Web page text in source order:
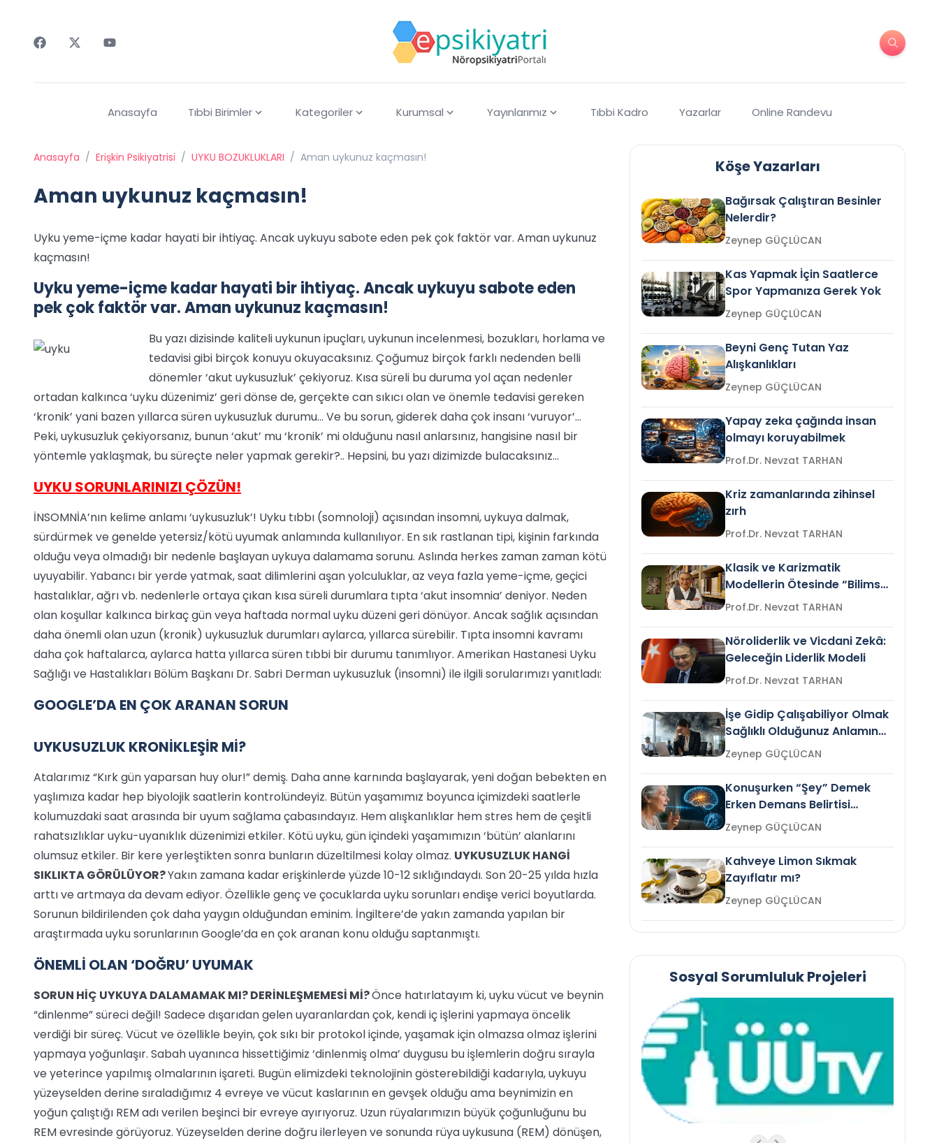
Anasayfa Tıbbi Birimler Kategoriler Kurumsal Yayınlarımız Tıbbi Kadro Yazarlar Online Randevu
Anasayfa / Erişkin Psikiyatrisi / UYKU BOZUKLUKLARI / Aman uykunuz kaçmasın!
Aman uykunuz kaçmasın!
Uyku yeme-içme kadar hayati bir ihtiyaç. Ancak uykuyu sabote eden pek çok faktör var. Aman uykunuz
kaçmasın!
Uyku yeme-içme kadar hayati bir ihtiyaç. Ancak uykuyu sabote eden
pek çok faktör var. Aman uykunuz kaçmasın!
Bu yazı dizisinde kaliteli uykunun ipuçları, uykunun incelenmesi, bozukları, horlama ve
tedavisi gibi birçok konuyu okuyacaksınız. Çoğumuz birçok farklı nedenden belli
dönemler ‘akut uykusuzluk’ çekiyoruz. Kısa süreli bu duruma yol açan nedenler
ortadan kalkınca ‘uyku düzenimiz’ geri dönse de, gerçekte can sıkıcı olan ve önemle tedavisi gereken
‘kronik’ yani bazen yıllarca süren uykusuzluk durumu... Ve bu sorun, giderek daha çok insanı ‘vuruyor’...
Peki, uykusuzluk çekiyorsanız, bunun ‘akut’ mu ‘kronik’ mi olduğunu nasıl anlarsınız, hangisine nasıl bir
yöntemle yaklaşmak, bu süreçte neler yapmak gerekir?.. Hepsini, bu yazı dizimizde bulacaksınız...
UYKU SORUNLARINIZI ÇÖZÜN!
İNSOMNİA’nın kelime anlamı ‘uykusuzluk’! Uyku tıbbı (somnoloji) açısından insomni, uykuya dalmak,
sürdürmek ve genelde yetersiz/kötü uyumak anlamında kullanılıyor. En sık rastlanan tipi, kişinin farkında
olduğu veya olmadığı bir nedenle başlayan uykuya dalamama sorunu. Aslında herkes zaman zaman kötü
uyuyabilir. Yabancı bir yerde yatmak, saat dilimlerini aşan yolculuklar, az veya fazla yeme-içme, geçici
hastalıklar, ağrı vb. nedenlerle ortaya çıkan kısa süreli durumlara tıpta ‘akut insomnia’ deniyor. Neden
olan koşullar kalkınca birkaç gün veya haftada normal uyku düzeni geri dönüyor. Ancak sağlık açısından
daha önemli olan uzun (kronik) uykusuzluk durumları aylarca, yıllarca sürebilir. Tıpta insomni kavramı
daha çok haftalarca, aylarca hatta yıllarca süren tıbbi bir durumu tanımlıyor. Amerikan Hastanesi Uyku
Sağlığı ve Hastalıkları Bölüm Başkanı Dr. Sabri Derman uykusuzluk (insomni) ile ilgili sorularımızı yanıtladı:
GOOGLE’DA EN ÇOK ARANAN SORUN
UYKUSUZLUK KRONİKLEŞİR Mİ?
Atalarımız “Kırk gün yaparsan huy olur!” demiş. Daha anne karnında başlayarak, yeni doğan bebekten en
yaşlımıza kadar hep biyolojik saatlerin kontrolündeyiz. Bütün yaşamımız boyunca içimizdeki saatlerle
kolumuzdaki saat arasında bir uyum sağlama çabasındayız. Hem alışkanlıklar hem stres hem de çeşitli
rahatsızlıklar uyku-uyanıklık düzenimizi etkiler. Kötü uyku, gün içindeki yaşamımızın ‘bütün’ alanlarını
olumsuz etkiler. Bir kere yerleştikten sonra bunların düzeltilmesi kolay olmaz. UYKUSUZLUK HANGİ
SIKLIKTA GÖRÜLÜYOR?Yakın zamana kadar erişkinlerde yüzde 10-12 sıklığındaydı. Son 20-25 yılda hızla
arttı ve artmaya da devam ediyor. Özellikle genç ve çocuklarda uyku sorunları endişe verici boyutlarda.
Sorunun bildirilenden çok daha yaygın olduğundan eminim. İngiltere’de yakın zamanda yapılan bir
araştırmada uyku sorunlarının Google’da en çok aranan konu olduğu saptanmıştı.
ÖNEMLİ OLAN ‘DOĞRU’ UYUMAK
SORUN HİÇ UYKUYA DALAMAMAK MI? DERİNLEŞMEMESİ Mİ?Önce hatırlatayım ki, uyku vücut ve beynin
“dinlenme” süreci değil! Sadece dışarıdan gelen uyaranlardan çok, kendi iç işlerini yapmaya öncelik
verdiği bir süreç. Vücut ve özellikle beyin, çok sıkı bir protokol içinde, yaşamak için olmazsa olmaz işlerini
yapmaya yoğunlaşır. Sabah uyanınca hissettiğimiz ‘dinlenmiş olma’ duygusu bu işlemlerin doğru sırayla
ve yeterince yapılmış olmalarının işareti. Bugün elimizdeki teknolojinin gösterebildiği kadarıyla, uykuyu
yüzeyselden derine sıraladığımız 4 evreye ve vücut kaslarının en gevşek olduğu ama beynimizin en
yoğun çalıştığı REM adı verilen beşinci bir evreye ayırıyoruz. Uzun rüyalarımızın büyük çoğunluğunu bu
REM evresinde görüyoruz. Yüzeyselden derine doğru ilerleyen ve sonunda rüya uykusuna (REM) dönüşen,
Köşe Yazarları
Bağırsak Çalıştıran Besinler
Nelerdir?
Zeynep GÜÇLÜCAN
Kas Yapmak İçin Saatlerce
Spor Yapmanıza Gerek Yok
Zeynep GÜÇLÜCAN
Beyni Genç Tutan Yaz
Alışkanlıkları
Zeynep GÜÇLÜCAN
Yapay zeka çağında insan
olmayı koruyabilmek
Prof.Dr. Nevzat TARHAN
Kriz zamanlarında zihinsel
zırh
Prof.Dr. Nevzat TARHAN
Klasik ve Karizmatik
Modellerin Ötesinde “Bilimsel
Liderlik”
Prof.Dr. Nevzat TARHAN
Nöroliderlik ve Vicdani Zekâ:
Geleceğin Liderlik Modeli
Prof.Dr. Nevzat TARHAN
İşe Gidip Çalışabiliyor Olmak
Sağlıklı Olduğunuz Anlamına
Gelir mi?Zeynep GÜÇLÜCAN
Konuşurken “Şey” Demek
Erken Demans Belirtisi
Olabilir mi?Zeynep GÜÇLÜCAN
Kahveye Limon Sıkmak
Zayıflatır mı?
Zeynep GÜÇLÜCAN
Sosyal Sorumluluk Projeleri